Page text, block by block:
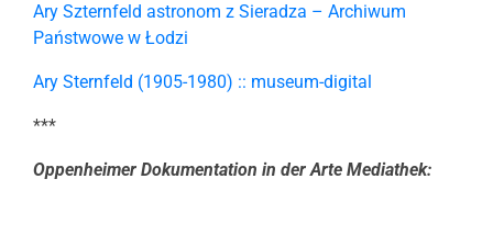
Ary Szternfeld astronom z Sieradza – Archiwum
Państwowe w Łodzi
Ary Sternfeld (1905-1980) :: museum-digital
***
Oppenheimer Dokumentation in der Arte Mediathek: